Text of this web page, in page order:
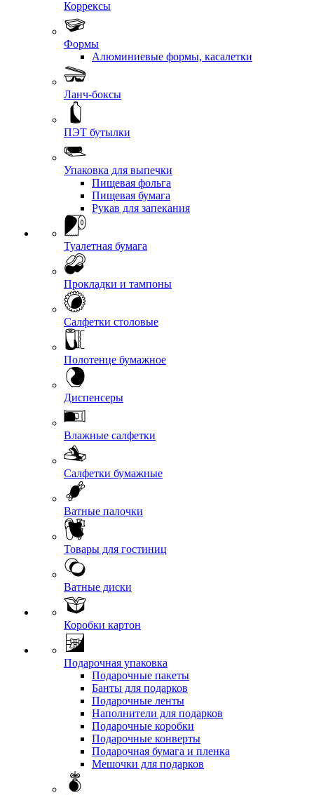
Коррексы
Формы
Алюминиевые формы, касалетки
Ланч-боксы
ПЭТ бутылки
Упаковка для выпечки
Пищевая фольга
Пищевая бумага
Рукав для запекания
Туалетная бумага
Прокладки и тампоны
Салфетки столовые
Полотенце бумажное
Диспенсеры
Влажные салфетки
Салфетки бумажные
Ватные палочки
Товары для гостиниц
Ватные диски
Коробки картон
Подарочная упаковка
Подарочные пакеты
Банты для подарков
Подарочные ленты
Наполнители для подарков
Подарочные коробки
Подарочные конверты
Подарочная бумага и пленка
Мешочки для подарков